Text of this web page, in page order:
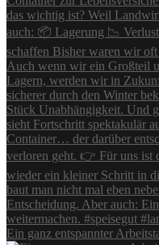
Ein ganz entspannter